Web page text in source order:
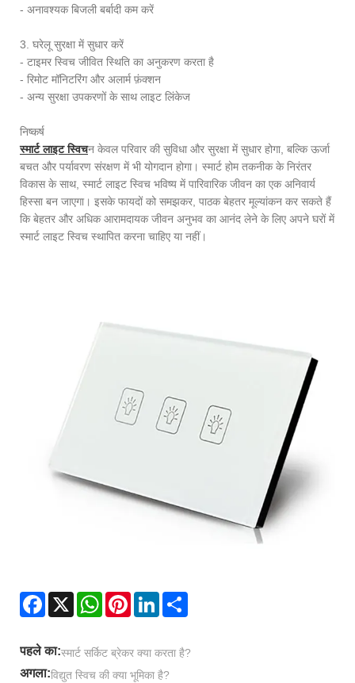
- अनावश्यक बिजली बर्बादी कम करें
3. घरेलू सुरक्षा में सुधार करें
- टाइमर स्विच जीवित स्थिति का अनुकरण करता है
- रिमोट मॉनिटरिंग और अलार्म फ़ंक्शन
- अन्य सुरक्षा उपकरणों के साथ लाइट लिंकेज
निष्कर्ष
स्मार्ट लाइट स्विचन केवल परिवार की सुविधा और सुरक्षा में सुधार होगा, बल्कि ऊर्जा
बचत और पर्यावरण संरक्षण में भी योगदान होगा। स्मार्ट होम तकनीक के निरंतर
विकास के साथ, स्मार्ट लाइट स्विच भविष्य में पारिवारिक जीवन का एक अनिवार्य
हिस्सा बन जाएगा। इसके फायदों को समझकर, पाठक बेहतर मूल्यांकन कर सकते हैं
कि बेहतर और अधिक आरामदायक जीवन अनुभव का आनंद लेने के लिए अपने घरों में
स्मार्ट लाइट स्विच स्थापित करना चाहिए या नहीं।
Facebook
X WhatsAppPinterestLinkedIn
पहले का:स्मार्ट सर्किट ब्रेकर क्या करता है?
अगला:विद्युत स्विच की क्या भूमिका है?